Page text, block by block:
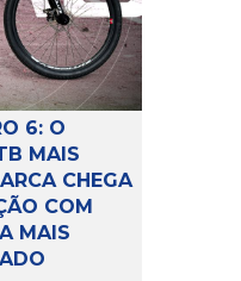
e
6: O
MAIS
CHEGA
COM
MAIS